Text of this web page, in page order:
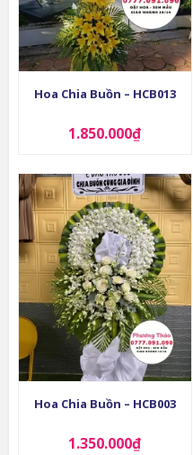
Hoa Chia Buồn – HCB013
1.850.000₫
Hoa Chia Buồn – HCB003
1.350.000₫